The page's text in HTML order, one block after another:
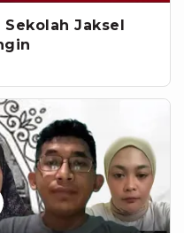
Jaksel